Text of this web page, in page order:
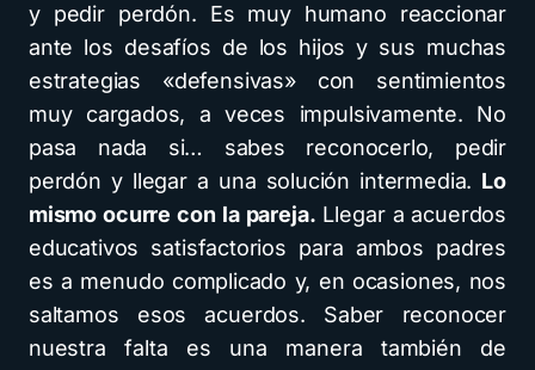
y pedir perdón. Es muy humano reaccionar
ante los desafíos de los hijos y sus muchas
estrategias «defensivas» con sentimientos
muy cargados, a veces impulsivamente. No
pasa nada si… sabes reconocerlo, pedir
perdón y llegar a una solución intermedia. Lo
mismo ocurre con la pareja. Llegar a acuerdos
educativos satisfactorios para ambos padres
es a menudo complicado y, en ocasiones, nos
saltamos esos acuerdos. Saber reconocer
nuestra falta es una manera también de